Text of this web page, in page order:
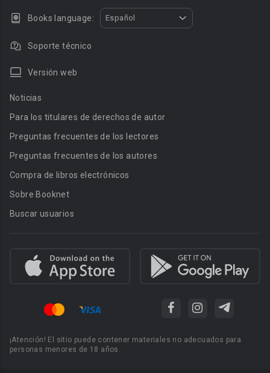
Books language: Español
Soporte técnico
Versión web
Noticias
Para los titulares de derechos de autor
Preguntas frecuentes de los lectores
Preguntas frecuentes de los autores
Compra de libros electrónicos
Sobre Booknet
Buscar usuarios
¡Atención! El sitio puede contener materiales no adecuados para
personas menores de 18 años.